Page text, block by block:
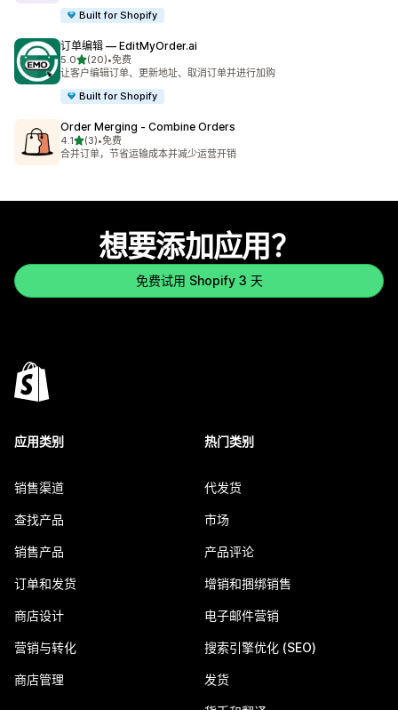
Built for Shopify
订单编辑 — EditMyOrder.ai
5.0星（满分 5 星）
(20)
总共 20 条评论
•免费
让客户编辑订单、更新地址、取消订单并进行加购
Built for Shopify
Order Merging ‑ Combine Orders
4.1星（满分 5 星）
(3)
总共 3 条评论
•免费
合并订单，节省运输成本并减少运营开销
想要添加应用？
免费试用 Shopify 3 天
应用类别
销售渠道
查找产品
销售产品
订单和发货
商店设计
营销与转化
商店管理
热门类别
代发货
市场
产品评论
增销和捆绑销售
电子邮件营销
搜索引擎优化 (SEO)
发货